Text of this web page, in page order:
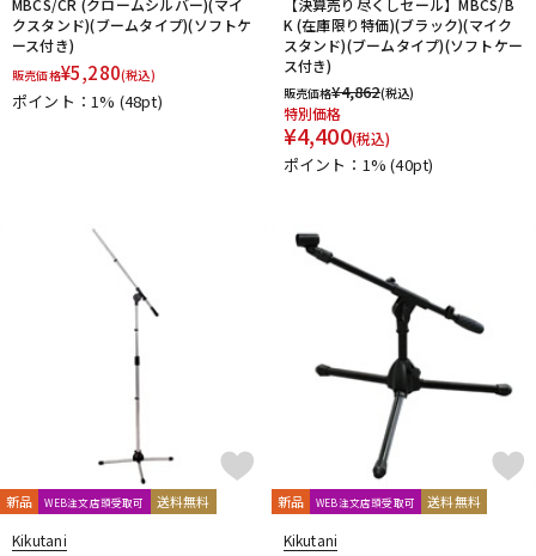
MBCS/CR (クロームシルバー)(マイ
クスタンド)(ブームタイプ)(ソフトケ
ース付き)
販売価格¥5,280(税込)
ポイント：1% (48pt)
【決算売り尽くしセール】MBCS/B
K (在庫限り特価)(ブラック)(マイク
スタンド)(ブームタイプ)(ソフトケー
ス付き)
販売価格¥4,862(税込)
特別価格
¥4,400(税込)
ポイント：1%(40pt)
新品 WEB注文店頭受取可 送料無料
Kikutani
新品 WEB注文店頭受取可 送料無料
Kikutani